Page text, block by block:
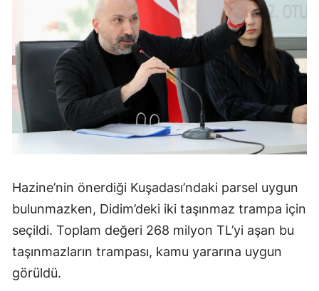
Hazine’nin önerdiği Kuşadası’ndaki parsel uygun
bulunmazken, Didim’deki iki taşınmaz trampa için
seçildi. Toplam değeri 268 milyon TL’yi aşan bu
taşınmazların trampası, kamu yararına uygun
görüldü.